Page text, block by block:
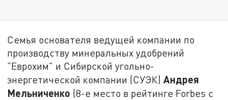
Семья основателя ведущей компании по
производству минеральных удобрений
"Еврохим" и Сибирской угольно-
энергетической компании (СУЭК)Андрея
Мельниченко (8-е место в рейтинге Forbes с